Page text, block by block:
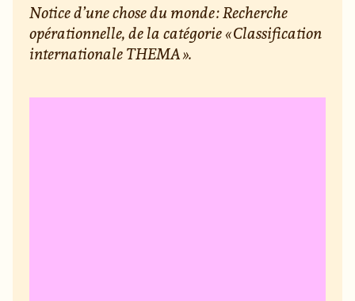
Notice d’une chose du monde : Recherche
opérationnelle, de la catégorie « Classification
internationale THEMA ».